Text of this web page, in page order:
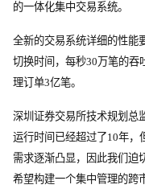
的一体化集中交易系统。
全新的交易系统详细的性能
切换时间，每秒30万笔的吞
理订单3亿笔。
深圳证券交易所技术规划总
运行时间已经超过了10年，
需求逐渐凸显，因此我们迫
希望构建一个集中管理的跨